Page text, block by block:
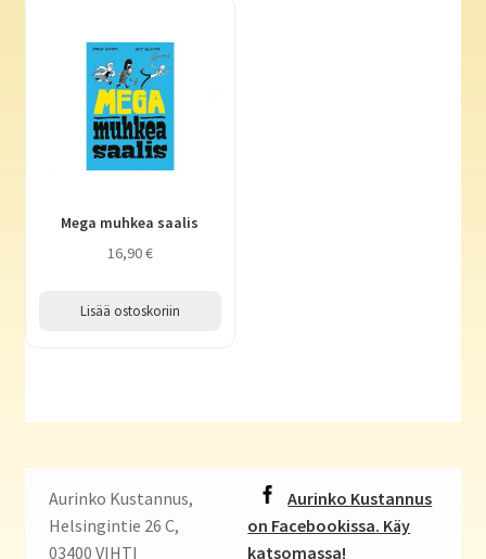
Mega muhkea saalis
16,90€
Lisää ostoskoriin
Aurinko Kustannus,
Helsingintie 26 C,
03400 VIHTI
Aurinko Kustannus
on Facebookissa. Käy
katsomassa!